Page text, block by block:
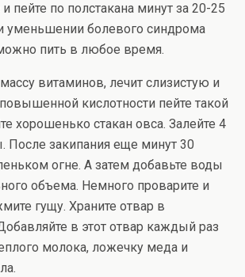
пейте по полстакана минут за 20-25
уменьшении болевого синдрома
пить в любое время.
витаминов, лечит слизистую и
кислотности пейте такой
хорошенько стакан овса. Залейте 4
После закипания еще минут 30
огне. А затем добавьте воды
объема. Немного проварите и
гущу. Храните отвар в
в этот отвар каждый раз
молока, ложечку меда и